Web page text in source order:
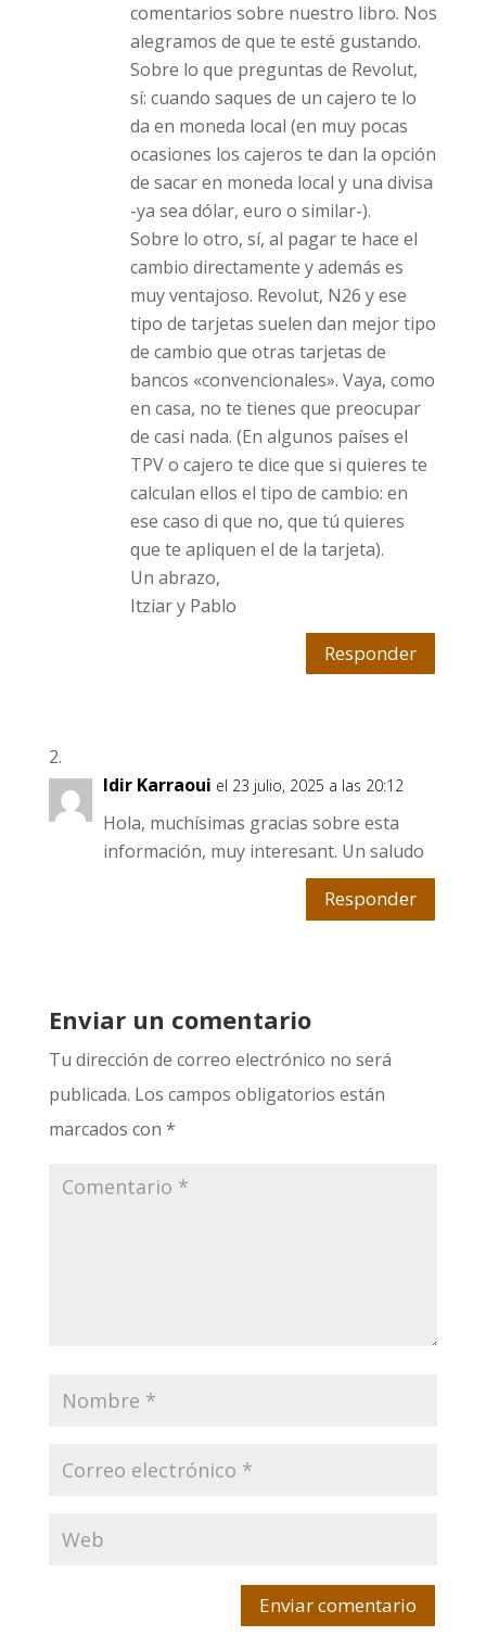
comentarios sobre nuestro libro. Nos
alegramos de que te esté gustando.
Sobre lo que preguntas de Revolut,
sí: cuando saques de un cajero te lo
da en moneda local (en muy pocas
ocasiones los cajeros te dan la opción
de sacar en moneda local y una divisa
-ya sea dólar, euro o similar-).
Sobre lo otro, sí, al pagar te hace el
cambio directamente y además es
muy ventajoso. Revolut, N26 y ese
tipo de tarjetas suelen dan mejor tipo
de cambio que otras tarjetas de
bancos «convencionales». Vaya, como
en casa, no te tienes que preocupar
de casi nada. (En algunos países el
TPV o cajero te dice que si quieres te
calculan ellos el tipo de cambio: en
ese caso di que no, que tú quieres
que te apliquen el de la tarjeta).
Un abrazo,
Itziar y Pablo
Responder
Idir Karraoui el 23 julio, 2025 a las 20:12
Hola, muchísimas gracias sobre esta
información, muy interesant. Un saludo
Responder
Enviar un comentario
Tu dirección de correo electrónico no será
publicada. Los campos obligatorios están
marcados con *
Enviar comentario